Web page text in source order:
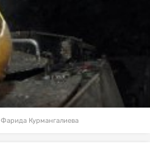
Фарида Курмангалиева